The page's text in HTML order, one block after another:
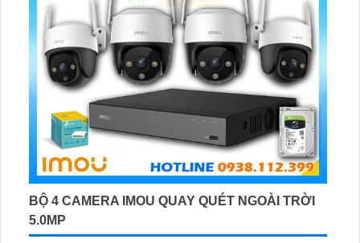
BỘ 4 CAMERA IMOU QUAY QUÉT NGOÀI TRỜI
5.0MP